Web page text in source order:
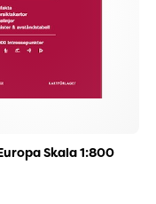
Skala 1:800